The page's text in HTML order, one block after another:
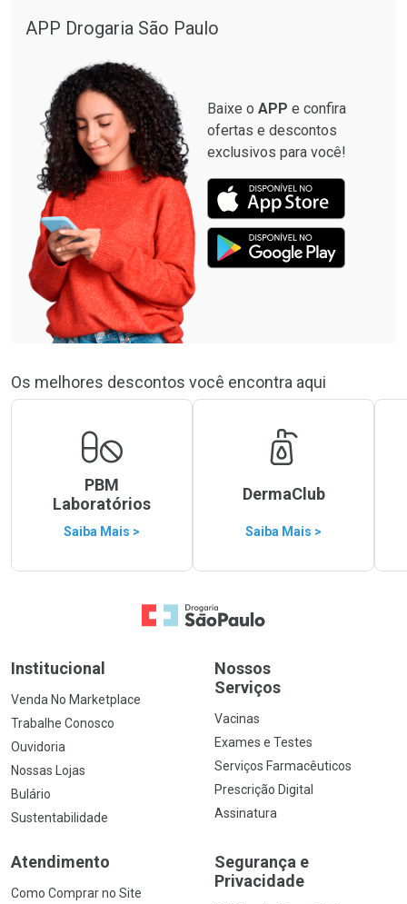
APP Drogaria São Paulo
Baixe o APP e confira
ofertas e descontos
exclusivos para você!
Os melhores descontos você encontra aqui
PBM
Laboratórios
Saiba Mais >
DermaClub
Saiba Mais >
Ir para a Home
Institucional
Venda No Marketplace
Trabalhe Conosco
Ouvidoria
Nossas Lojas
Bulário
Sustentabilidade
Nossos
Serviços
Vacinas
Exames e Testes
Serviços Farmacêuticos
Prescrição Digital
Assinatura
Atendimento
Como Comprar no Site
Segurança e
Privacidade